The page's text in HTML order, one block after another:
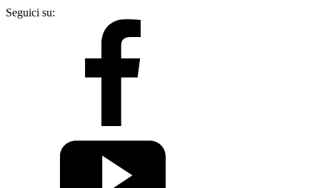
Seguici su: